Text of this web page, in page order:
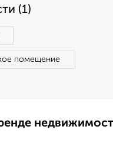
(1)
помещение